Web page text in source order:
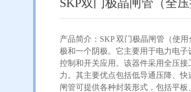
SKP双门极晶闸管（全压
产品简介：SKP 双门极晶闸管（使
极和一个阴极。它主要用于电力电
控制和开关应用。该器件采用全压
力。其主要优点包括低导通压降、
闸管可提供各种封装形式，包括平板